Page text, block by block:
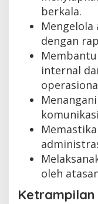
berkala.
dengan
internal
oleh
Ketrampilan